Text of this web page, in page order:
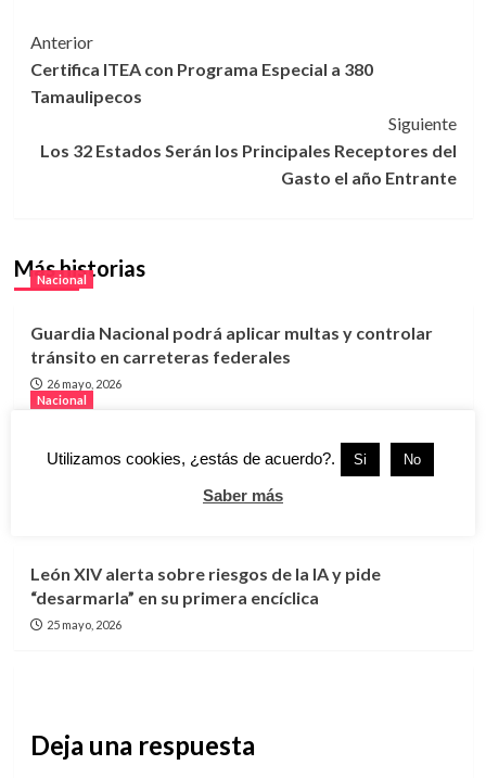
Navegación
de
entradas
Anterior
Certifica ITEA con Programa Especial a 380
Tamaulipecos
Siguiente
Los 32 Estados Serán los Principales Receptores del
Gasto el año Entrante
Más historias
Nacional
Guardia Nacional podrá aplicar multas y controlar
tránsito en carreteras federales
26 mayo, 2026
Nacional
Capturan en Sonora a sobrino de “El Chapo”; EU
León XIV alerta sobre riesgos de la IA y pide
“desarmarla” en su primera encíclica
25 mayo, 2026
Deja una respuesta
Utilizamos cookies, ¿estás de acuerdo?. Si No
Saber más